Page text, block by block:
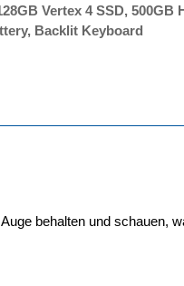
Vertex 4 SSD, 500GB
Backlit Keyboard
behalten und schauen,